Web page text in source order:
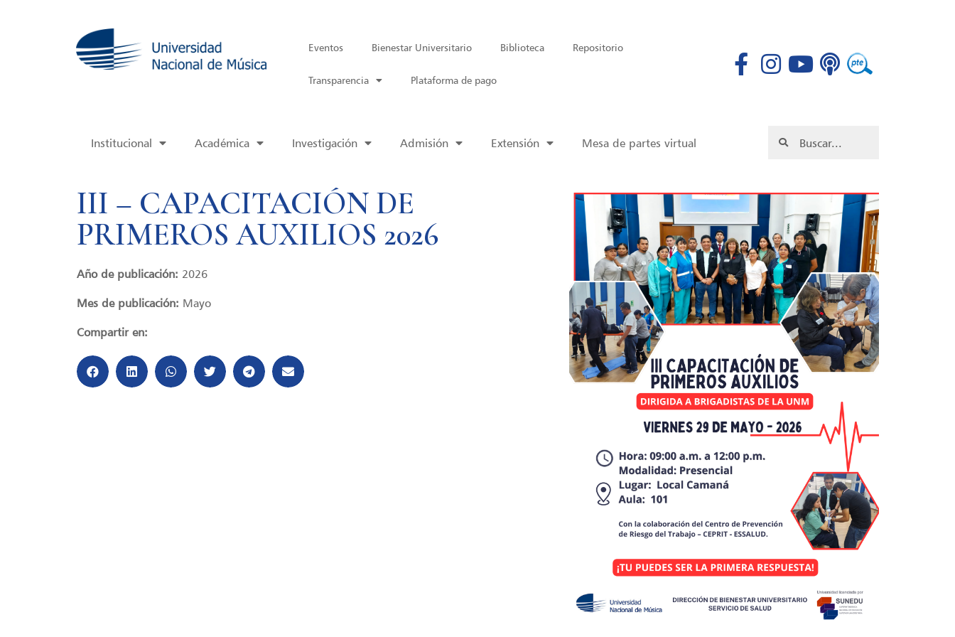
Eventos Bienestar Universitario Biblioteca Repositorio
Transparencia Plataforma de pago
Institucional Académica Investigación Admisión Extensión Mesa de partes virtual
III – CAPACITACIÓN DE
PRIMEROS AUXILIOS 2026
Año de publicación: 2026
Mes de publicación: Mayo
Compartir en: